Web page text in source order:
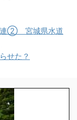
連② 宮城県水道
せた？